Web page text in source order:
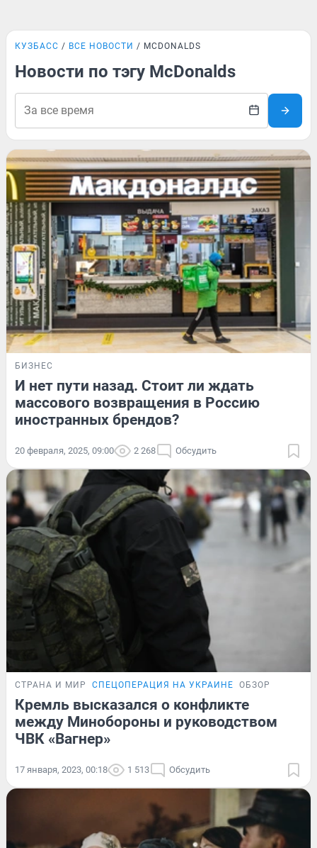
КУЗБАСС ВСЕ НОВОСТИ MCDONALDS
Новости по тэгу McDonalds
БИЗНЕС
И нет пути назад. Стоит ли ждать
массового возвращения в Россию
иностранных брендов?
20 февраля, 2025, 09:00 2 268 Обсудить
СТРАНА И МИР СПЕЦОПЕРАЦИЯ НА УКРАИНЕ ОБЗОР
Кремль высказался о конфликте
между Минобороны и руководством
ЧВК «Вагнер»
17 января, 2023, 00:18 1 513 Обсудить